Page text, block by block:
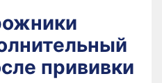
прививки